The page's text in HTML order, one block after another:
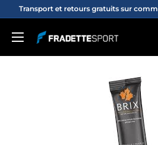
Passer
contenu
Transport et retours gratuits sur
Fradette
sport